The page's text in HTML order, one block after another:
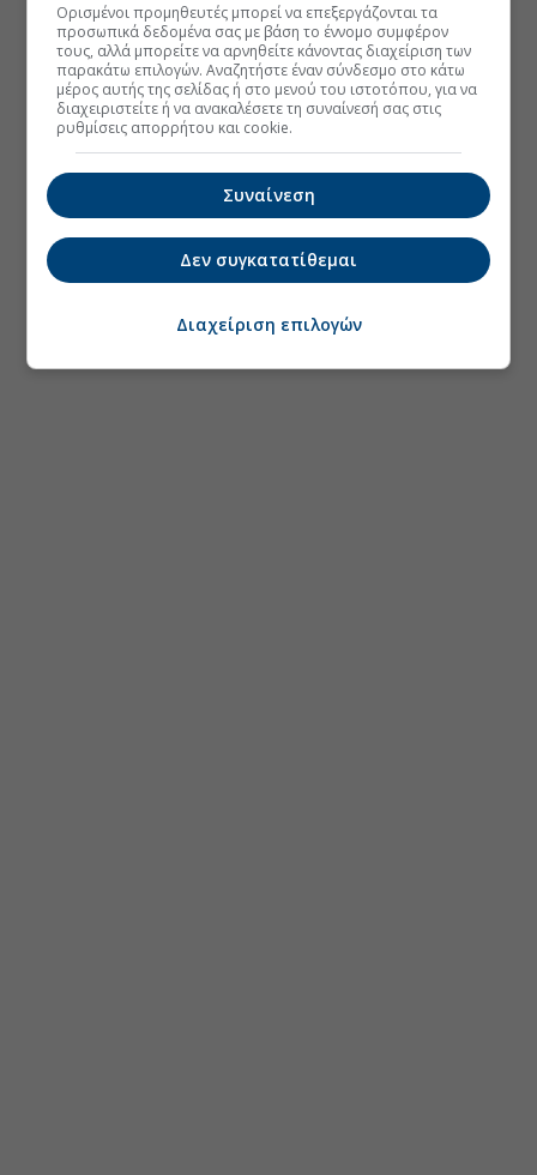
Ορισμένοι προμηθευτές μπορεί να επεξεργάζονται τα
προσωπικά δεδομένα σας με βάση το έννομο συμφέρον
τους, αλλά μπορείτε να αρνηθείτε κάνοντας διαχείριση των
παρακάτω επιλογών. Αναζητήστε έναν σύνδεσμο στο κάτω
μέρος αυτής της σελίδας ή στο μενού του ιστοτόπου, για να
διαχειριστείτε ή να ανακαλέσετε τη συναίνεσή σας στις
ρυθμίσεις απορρήτου και cookie.
Συναίνεση
Δεν συγκατατίθεμαι
Διαχείριση επιλογών